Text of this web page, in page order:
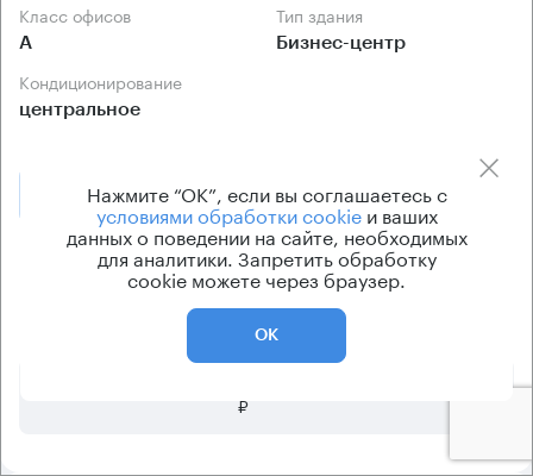
Класс офисов
А
Тип здания
Бизнес-центр
Кондиционирование
центральное
Позвонить Получить презентацию
Предложения по продаже в этом здании:
Арендная плата
₽
Нажмите “ОК”, если вы соглашаетесь с
условиями обработки cookieи ваших
данных о поведении на сайте, необходимых
для аналитики. Запретить обработку
cookie можете через браузер.
ОК